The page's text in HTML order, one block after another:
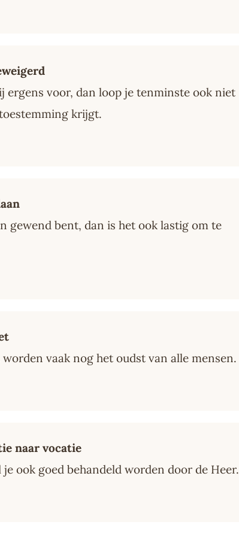
ergens voor, dan loop je tenminste ook niet
krijgt.
gewend bent, dan is het ook lastig om te
vaak nog het oudst van alle mensen.
naar vocatie
ook goed behandeld worden door de Heer.